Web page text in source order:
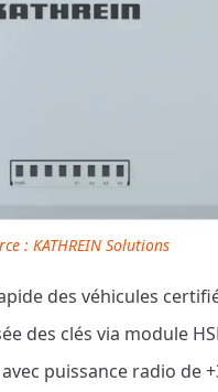
des véhicules
des clés via module
puissance radio de
: KATHREIN Solutions